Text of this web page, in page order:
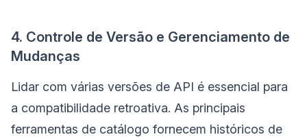
4. Controle de Versão e Gerenciamento de
Mudanças
Lidar com várias versões de API é essencial para
a compatibilidade retroativa. As principais
ferramentas de catálogo fornecem históricos de